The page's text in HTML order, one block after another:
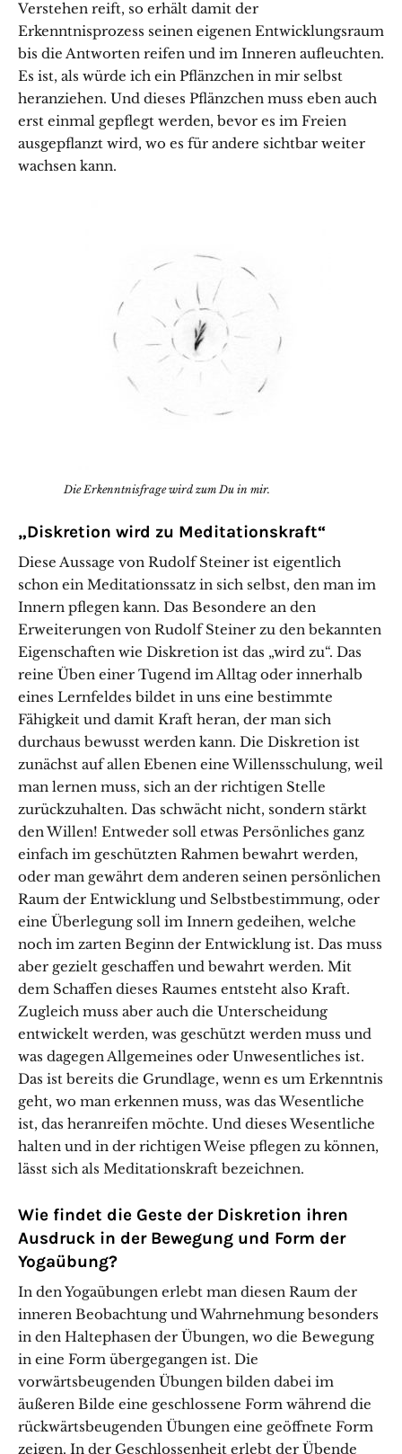
Verstehen reift, so erhält damit der
Erkenntnisprozess seinen eigenen Entwicklungsraum
bis die Antworten reifen und im Inneren aufleuchten.
Es ist, als würde ich ein Pflänzchen in mir selbst
heranziehen. Und dieses Pflänzchen muss eben auch
erst einmal gepflegt werden, bevor es im Freien
ausgepflanzt wird, wo es für andere sichtbar weiter
wachsen kann.
Die Erkenntnisfrage wird zum Du in mir.
„Diskretion wird zu Meditationskraft“
Diese Aussage von Rudolf Steiner ist eigentlich
schon ein Meditationssatz in sich selbst, den man im
Innern pflegen kann. Das Besondere an den
Erweiterungen von Rudolf Steiner zu den bekannten
Eigenschaften wie Diskretion ist das „wird zu“. Das
reine Üben einer Tugend im Alltag oder innerhalb
eines Lernfeldes bildet in uns eine bestimmte
Fähigkeit und damit Kraft heran, der man sich
durchaus bewusst werden kann. Die Diskretion ist
zunächst auf allen Ebenen eine Willensschulung, weil
man lernen muss, sich an der richtigen Stelle
zurückzuhalten. Das schwächt nicht, sondern stärkt
den Willen! Entweder soll etwas Persönliches ganz
einfach im geschützten Rahmen bewahrt werden,
oder man gewährt dem anderen seinen persönlichen
Raum der Entwicklung und Selbstbestimmung, oder
eine Überlegung soll im Innern gedeihen, welche
noch im zarten Beginn der Entwicklung ist. Das muss
aber gezielt geschaffen und bewahrt werden. Mit
dem Schaffen dieses Raumes entsteht also Kraft.
Zugleich muss aber auch die Unterscheidung
entwickelt werden, was geschützt werden muss und
was dagegen Allgemeines oder Unwesentliches ist.
Das ist bereits die Grundlage, wenn es um Erkenntnis
geht, wo man erkennen muss, was das Wesentliche
ist, das heranreifen möchte. Und dieses Wesentliche
halten und in der richtigen Weise pflegen zu können,
lässt sich als Meditationskraft bezeichnen.
Wie findet die Geste der Diskretion ihren
Ausdruck in der Bewegung und Form der
Yogaübung?
In den Yogaübungen erlebt man diesen Raum der
inneren Beobachtung und Wahrnehmung besonders
in den Haltephasen der Übungen, wo die Bewegung
in eine Form übergegangen ist. Die
vorwärtsbeugenden Übungen bilden dabei im
äußeren Bilde eine geschlossene Form während die
rückwärtsbeugenden Übungen eine geöffnete Form
zeigen. In der Geschlossenheit erlebt der Übende